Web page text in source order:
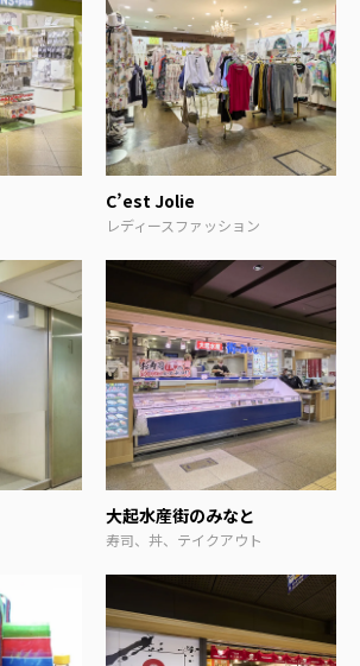
C’est Jolie
レディースファッション
大起水産街のみなと
寿司、丼、テイクアウト